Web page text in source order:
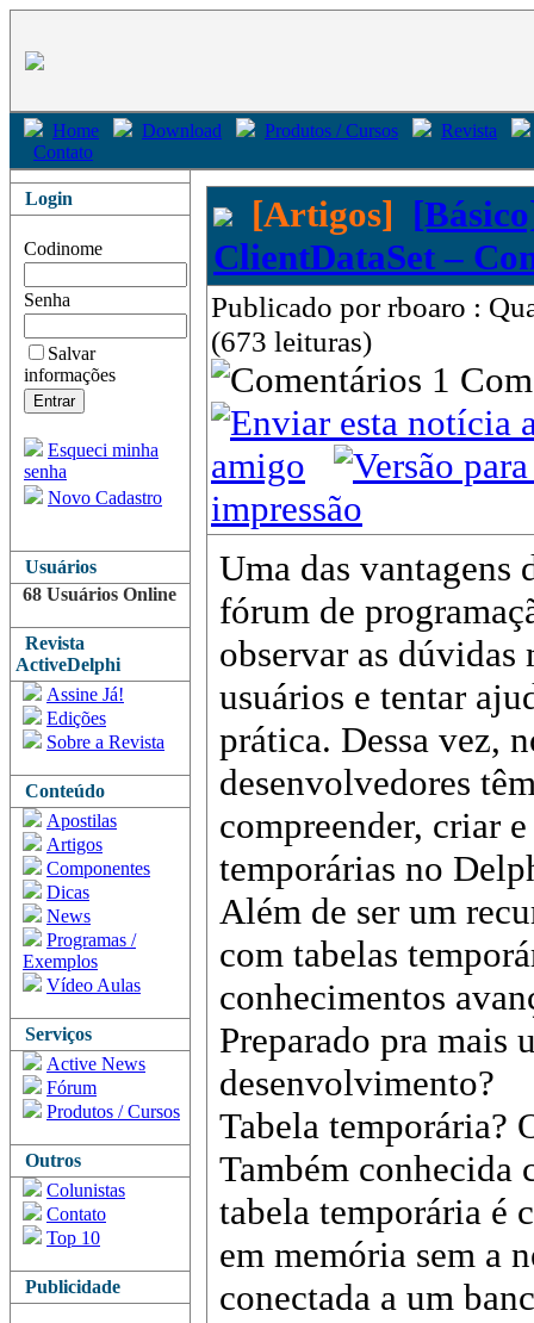
Home Download Produtos / Cursos
Revista
Contato
Login
Codinome
Senha
Salvar
informações
Esqueci minha
senha
Novo Cadastro
Usuários
68 Usuários Online
Revista
ActiveDelphi
Assine Já!
Edições
Sobre a Revista
Conteúdo
Apostilas
Artigos
Componentes
Dicas
News
Programas /
Exemplos
Vídeo Aulas
Serviços
Active News
Fórum
Produtos / Cursos
Outros
Colunistas
Contato
Top 10
Publicidade
[Artigos]
ClientDataSet –
Publicado por rboaro :
(673 leituras)
1
amigo
impressão
Uma das vantagens
fórum de
observar as dúvidas
usuários e tentar
prática. Dessa vez,
desenvolvedores
compreender, criar
temporárias no
Além de ser um
com tabelas
conhecimentos
Preparado pra mais
desenvolvimento?
Tabela temporária?
Também conhecida
tabela temporária é
em memória sem a
conectada a um